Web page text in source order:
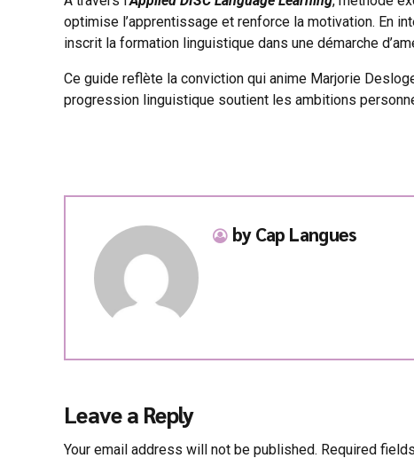
optimise l’apprentissage et renforce la motivation. En
inscrit la formation linguistique dans une démarche
Ce guide reflète la conviction qui anime Marjorie
progression linguistique soutient les ambitions
by Cap Langues
Leave a Reply
Your email address will not be published. Required